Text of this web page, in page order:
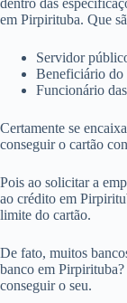
dentro das
em Pirpirituba. Que
Servidor
Beneficiário
Funcionário
Certamente se
conseguir o cartão
Pois ao solicitar a
ao crédito em
limite do cartão.
De fato, muitos
banco em Pirpirituba?
conseguir o seu.